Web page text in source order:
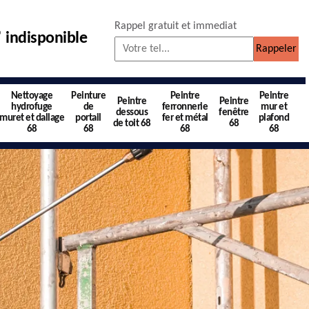
indisponible
Rappel gratuit et immediat
Nettoyage
hydrofuge
muret et dallage
68
Peinture
de
portail
68
Peintre
dessous
de toit 68
Peintre
ferronnerie
fer et métal
68
Peintre
fenêtre
68
Peintre
mur et
plafond
68